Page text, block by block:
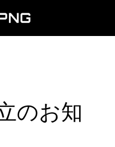
のお知